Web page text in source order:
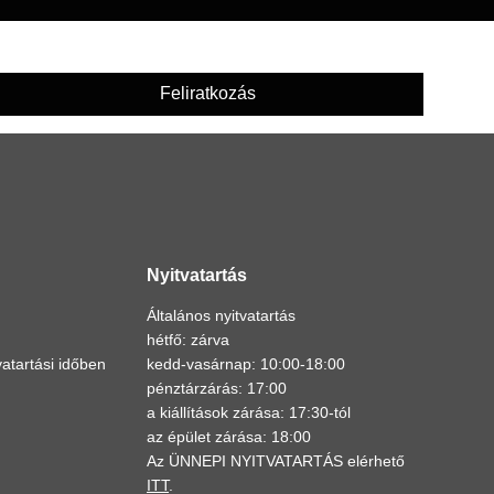
Feliratkozás
időben
Nyitvatartás
Általános nyitvatartás
hétfő: zárva
kedd-vasárnap: 10:00-18:00
pénztárzárás: 17:00
a kiállítások zárása: 17:30-tól
az épület zárása: 18:00
Az ÜNNEPI NYITVATARTÁS elérhető
ITT.